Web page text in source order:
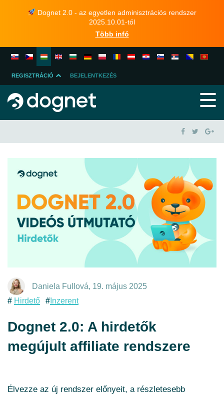
Dognet 2.0 - az egyetlen adminisztrációs rendszer
2025.10.01-től
Több infó
REGISZTRÁCIÓ
HIRDETŐ
BEJELENTKEZÉS
Daniela Fullová, 19. május 2025
Hirdető
Inzerent
Dognet 2.0: A hirdetők
megújult affiliate rendszere
Élvezze az új rendszer előnyeit, a részletesebb